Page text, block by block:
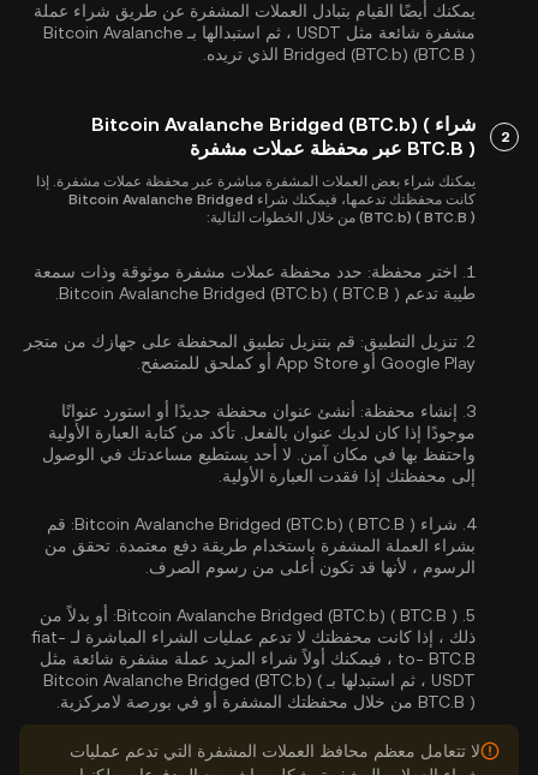
يمكنك أيضًا القيام بتبادل العملات المشفرة عن طريق شراء عملة
مشفرة شائعة مثل USDT
، ثم استبدالها بـ Bitcoin Avalanche
Bridged (BTC.b) (BTC.B ) الذي تريده.
2
شراء Bitcoin Avalanche Bridged (BTC.b) (
BTC.B ) عبر محفظة عملات مشفرة
يمكنك شراء بعض العملات المشفرة مباشرة عبر محفظة عملات مشفرة. إذا
كانت محفظتك تدعمها، فيمكنك شراء Bitcoin Avalanche Bridged
(BTC.b) ( BTC.B ) من خلال الخطوات التالية:
1. اختر محفظة: حدد محفظة عملات مشفرة موثوقة وذات سمعة
طيبة تدعم Bitcoin Avalanche Bridged (BTC.b) ( BTC.B ).
2. تنزيل التطبيق: قم بتنزيل تطبيق المحفظة على جهازك من متجر
Google Play أو App Store أو كملحق للمتصفح.
3. إنشاء محفظة: أنشئ عنوان محفظة جديدًا أو استورد عنوانًا
موجودًا إذا كان لديك عنوان بالفعل. تأكد من كتابة العبارة الأولية
واحتفظ بها في مكان آمن. لا أحد يستطيع مساعدتك في الوصول
إلى محفظتك إذا فقدت العبارة الأولية.
4. شراء Bitcoin Avalanche Bridged (BTC.b) ( BTC.B ):
قم
بشراء العملة المشفرة باستخدام طريقة دفع معتمدة. تحقق من
الرسوم ، لأنها قد تكون أعلى من رسوم الصرف.
5.
Bitcoin Avalanche Bridged (BTC.b) ( BTC.B ): أو بدلاً من
ذلك ، إذا كانت محفظتك لا تدعم عمليات الشراء المباشرة لـ fiat-
to- BTC.B ، فيمكنك أولاً شراء المزيد عملة مشفرة شائعة مثل
USDT ، ثم استبدلها بـ Bitcoin Avalanche Bridged (BTC.b) (
BTC.B ) من خلال محفظتك المشفرة أو في بورصة لامركزية.
لا تتعامل معظم محافظ العملات المشفرة التي تدعم عمليات